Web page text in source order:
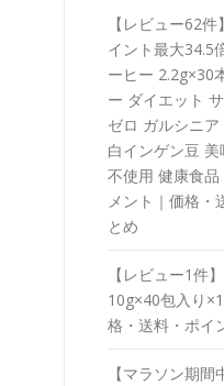
【レビュー62
イント最大34.5
ーヒー 2.2g×30
ー ダイエット
ゼロ ガルシニ
白インゲン豆
不使用 健康食
メント｜価格・
とめ
【レビュー1件
10g×40包入り
格・送料・ポイ
【マラソン期